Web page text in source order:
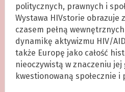
politycznych, prawnych i
Wystawa HIVstorie obrazuje
czasem pełną
dynamikę aktywizmu HIV/
także Europę jako całość
nieoczywistą w znaczeniu jej
kwestionowaną społecznie i